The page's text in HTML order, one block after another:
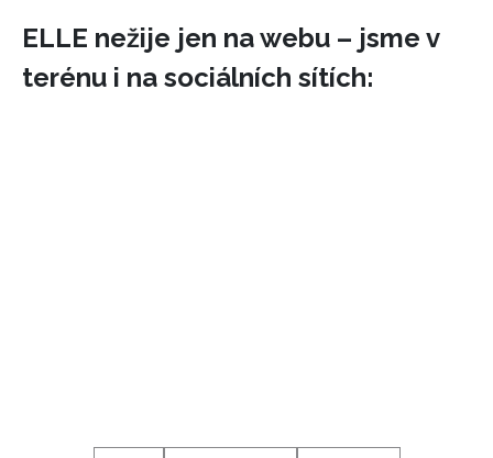
ELLE nežije jen na webu – jsme v
terénu i na sociálních sítích: